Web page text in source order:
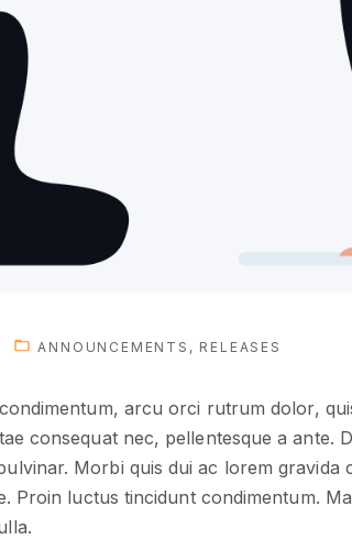
ANNOUNCEMENTS RELEASES
arcu orci rutrum dolor,
consequat nec, pellentesque a ante.
Morbi quis dui ac lorem gravida
Proin luctus tincidunt condimentum.